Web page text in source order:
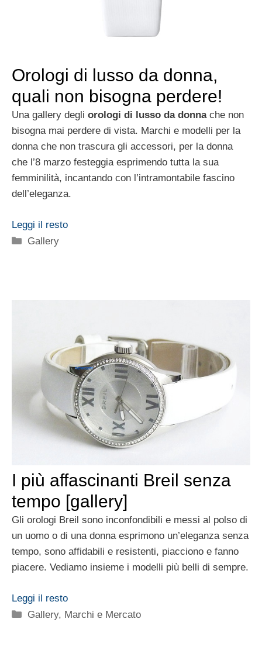
Orologi di lusso da donna,
quali non bisogna perdere!
Una gallery degli orologi di lusso da donnache non
bisogna mai perdere di vista. Marchi e modelli per la
donna che non trascura gli accessori, per la donna
che l’8 marzo festeggia esprimendo tutta la sua
femminilità, incantando con l’intramontabile fascino
dell’eleganza.
Leggi il resto
Categorie
Gallery
I più affascinanti Breil senza
tempo [gallery]
Gli orologi Breil sono inconfondibili e messi al polso di
un uomo o di una donna esprimono un’eleganza senza
tempo, sono affidabili e resistenti, piacciono e fanno
piacere. Vediamo insieme i modelli più belli di sempre.
Leggi il resto
Categorie
Gallery, Marchi e Mercato